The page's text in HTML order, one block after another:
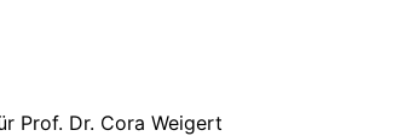
Prof. Dr. Cora Weigert